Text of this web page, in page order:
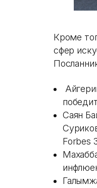
Кроме
сфер
Саян
Forbes